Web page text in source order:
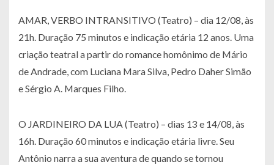
AMAR, VERBO INTRANSITIVO (Teatro) – dia 12/08, às
21h. Duração 75 minutos e indicação etária 12 anos. Uma
criação teatral a partir do romance homônimo de Mário
de Andrade, com Luciana Mara Silva, Pedro Daher Simão
e Sérgio A. Marques Filho.
O JARDINEIRO DA LUA (Teatro) – dias 13 e 14/08, às
16h. Duração 60 minutos e indicação etária livre. Seu
Antônio narra a sua aventura de quando se tornou